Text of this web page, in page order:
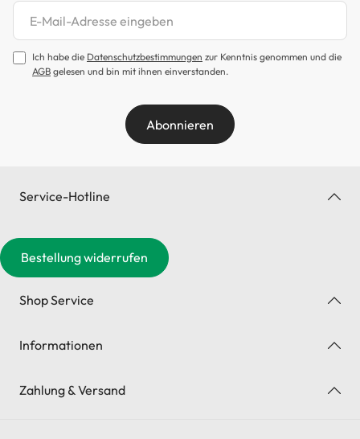
Newsletter abonnieren
Ich habe die Datenschutzbestimmungen zur Kenntnis genommen und die
AGB gelesen und bin mit ihnen einverstanden.
Abonnieren
Service-Hotline
Bestellung widerrufen
Shop Service
Informationen
Zahlung & Versand